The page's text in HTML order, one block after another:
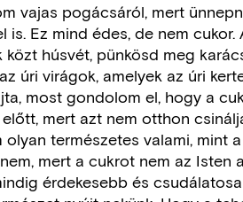
vajas pogácsáról, mert
Ez mind édes, de nem cukor.
húsvét, pünkösd meg
úri virágok, amelyek az úri
most gondolom el, hogy a
mert azt nem otthon
természetes valami, mint
mert a cukrot nem az Isten
érdekesebb és